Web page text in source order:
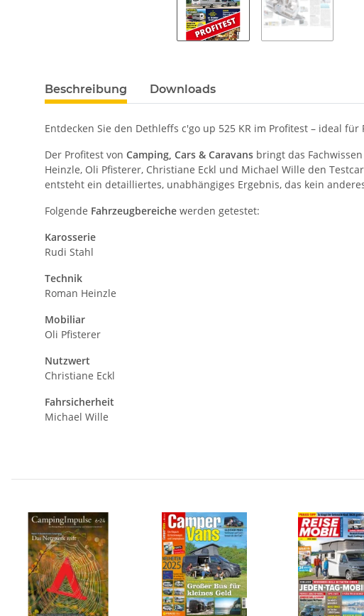
Beschreibung Downloads
Entdecken Sie den Dethleffs c'go up 525 KR im Profitest – ideal
Der Profitest von Camping, Cars & Caravans bringt das
Heinzle, Oli Pfisterer, Christiane Eckl und Michael Wille den
entsteht ein detailliertes, unabhängiges Ergebnis, das kein
Folgende Fahrzeugbereiche werden getestet:
Karosserie
Rudi Stahl
Technik
Roman Heinzle
Mobiliar
Oli Pfisterer
Nutzwert
Christiane Eckl
Fahrsicherheit
Michael Wille